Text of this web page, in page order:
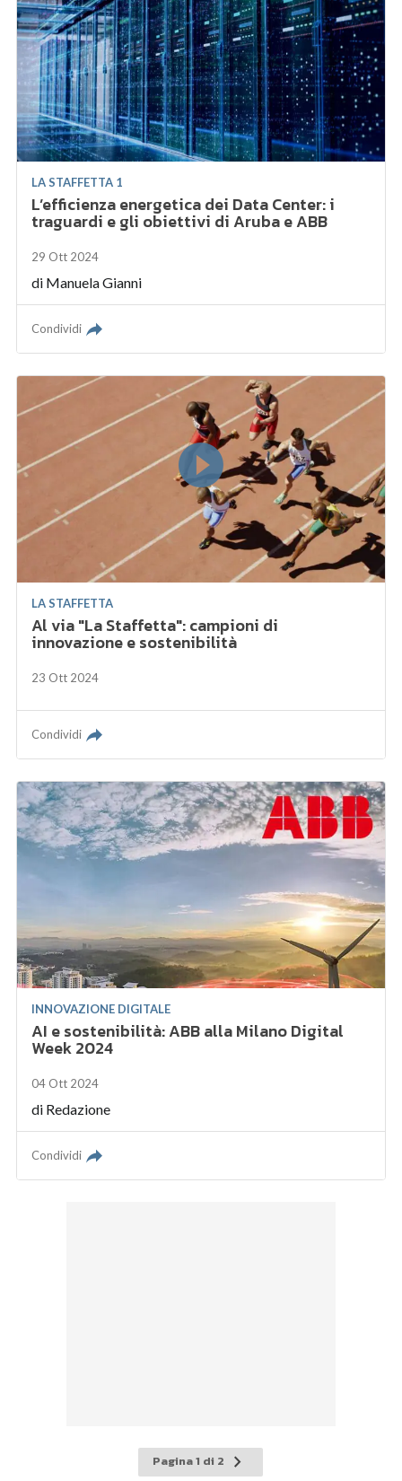
LA STAFFETTA 1
L’efficienza energetica dei Data Center: i
traguardi e gli obiettivi di Aruba e ABB
29 Ott 2024
di Manuela Gianni
Condividi
LA STAFFETTA
Al via "La Staffetta": campioni di
innovazione e sostenibilità
23 Ott 2024
Condividi
INNOVAZIONE DIGITALE
AI e sostenibilità: ABB alla Milano Digital
Week 2024
04 Ott 2024
di Redazione
Condividi
Pagina 1 di 2
Pagina
successiva